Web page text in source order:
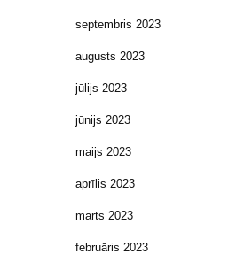
septembris 2023
augusts 2023
jūlijs 2023
jūnijs 2023
maijs 2023
aprīlis 2023
marts 2023
februāris 2023